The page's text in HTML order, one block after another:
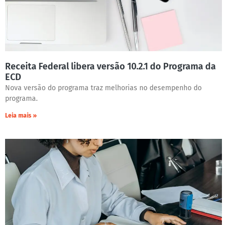
Receita Federal libera versão 10.2.1 do Programa da
ECD
Nova versão do programa traz melhorias no desempenho do
programa.
Leia mais »